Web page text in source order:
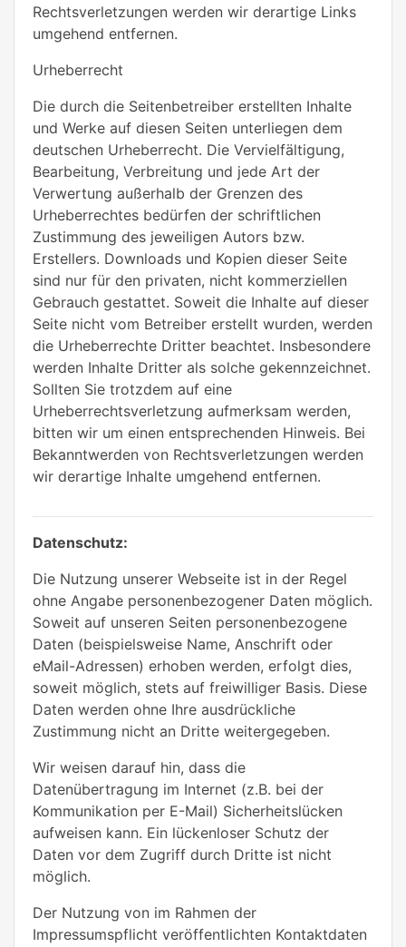
Rechtsverletzungen werden wir derartige Links
umgehend entfernen.
Urheberrecht
Die durch die Seitenbetreiber erstellten Inhalte
und Werke auf diesen Seiten unterliegen dem
deutschen Urheberrecht. Die Vervielfältigung,
Bearbeitung, Verbreitung und jede Art der
Verwertung außerhalb der Grenzen des
Urheberrechtes bedürfen der schriftlichen
Zustimmung des jeweiligen Autors bzw.
Erstellers. Downloads und Kopien dieser Seite
sind nur für den privaten, nicht kommerziellen
Gebrauch gestattet. Soweit die Inhalte auf dieser
Seite nicht vom Betreiber erstellt wurden, werden
die Urheberrechte Dritter beachtet. Insbesondere
werden Inhalte Dritter als solche gekennzeichnet.
Sollten Sie trotzdem auf eine
Urheberrechtsverletzung aufmerksam werden,
bitten wir um einen entsprechenden Hinweis. Bei
Bekanntwerden von Rechtsverletzungen werden
wir derartige Inhalte umgehend entfernen.
Datenschutz:
Die Nutzung unserer Webseite ist in der Regel
ohne Angabe personenbezogener Daten möglich.
Soweit auf unseren Seiten personenbezogene
Daten (beispielsweise Name, Anschrift oder
eMail-Adressen) erhoben werden, erfolgt dies,
soweit möglich, stets auf freiwilliger Basis. Diese
Daten werden ohne Ihre ausdrückliche
Zustimmung nicht an Dritte weitergegeben.
Wir weisen darauf hin, dass die
Datenübertragung im Internet (z.B. bei der
Kommunikation per E-Mail) Sicherheitslücken
aufweisen kann. Ein lückenloser Schutz der
Daten vor dem Zugriff durch Dritte ist nicht
möglich.
Der Nutzung von im Rahmen der
Impressumspflicht veröffentlichten Kontaktdaten